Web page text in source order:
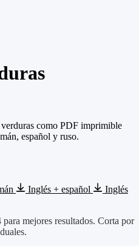
como PDF imprimible
español y ruso.
Inglés + español
Inglés
mejores resultados. Corta por